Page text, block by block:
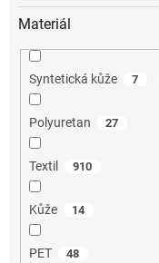
Materiál
Syntetická kůže 7
Polyuretan 27
Textil 910
Kůže 14
PET 48